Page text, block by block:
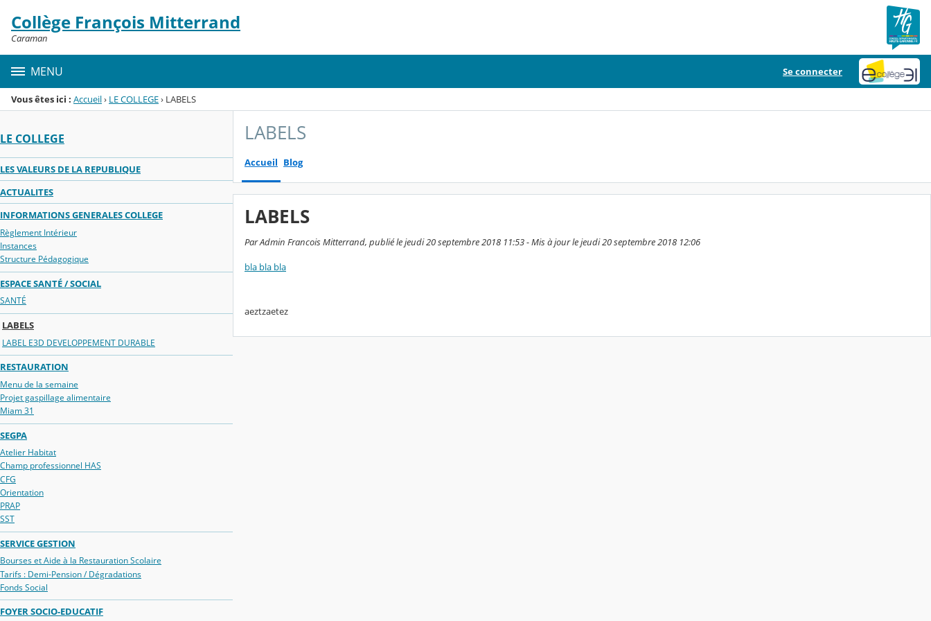
Menu de la rubrique
Contenu
Collège François Mitterrand
Caraman
MENU Se connecter
Vous êtes ici : Accueil› LE COLLEGE› LABELS
LE COLLEGE
LES VALEURS DE LA REPUBLIQUE
ACTUALITES
INFORMATIONS GENERALES COLLEGE
Règlement Intérieur
Instances
Structure Pédagogique
ESPACE SANTÉ / SOCIAL
SANTÉ
LABELS
LABEL E3D DEVELOPPEMENT DURABLE
RESTAURATION
Menu de la semaine
Projet gaspillage alimentaire
Miam 31
SEGPA
Atelier Habitat
Champ professionnel HAS
CFG
Orientation
PRAP
SST
SERVICE GESTION
Bourses et Aide à la Restauration Scolaire
Tarifs : Demi-Pension / Dégradations
Fonds Social
FOYER SOCIO-EDUCATIF
LABELS
Accueil Blog
LABELS
Par Admin Francois Mitterrand, publié le jeudi 20 septembre 2018 11:53 - Mis à jour le jeudi 20 septembre 2018 12:06
bla bla bla
aeztzaetez